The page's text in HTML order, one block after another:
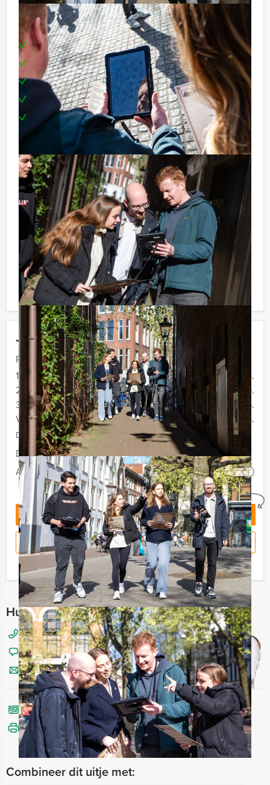
Jouw uitje
Prijs :
12 - 19 personen
€ 34,50 p.p.
20 - 29 personen
€ 32,50 p.p.
30 - 39 personen
€ 29,50 p.p.
Vanaf 40 personen
€ 27,50 p.p.
De prijzen zijn exclusief BTW
Duur:
2 uur en 30 minuten
Aantal:
Minimaal 12 personen i
Geheel vrijblijvend
OFFERTE AANVRAGEN
RESERVEREN
Ik heb een vraag over dit uitje
Hulp nodig bij het kiezen?
050 820 02 88
Chat met Angela
Stuur ons een mailtje
Bel mij terug
Bekijk printbare versie
Inclusief:
Een tablet per team
Enthousiaste begeleiding
Een drankje
Een mooie prijs voor het winnende team
Te boeken op uw gewenste dag en tijdstip!
Uiteraard is dit gezellige bedrijfsuitje van Groningen
Evenementen uitstekend te combineren met een
heerlijke lunch vooraf of een uitgebreid diner na
afloop. U kunt dit spel ook combineren met andere
spelevenementen. Informeer naar de mogelijkheden!
Komt u niet aan het minimale aantal deelnemers voor
dit uitdagende uitje? Als u bereid bent voor het
minimale aantal te betalen, kunt u ook gewoon voor
minder personen boeken!
Combineer dit uitje met: